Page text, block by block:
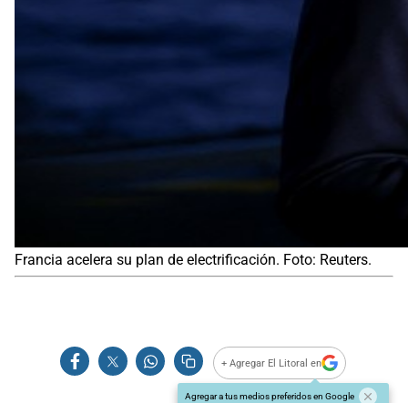
Francia acelera su plan de electrificación. Foto: Reuters.
+ Agregar El Litoral en
Agregar a tus medios preferidos en Google